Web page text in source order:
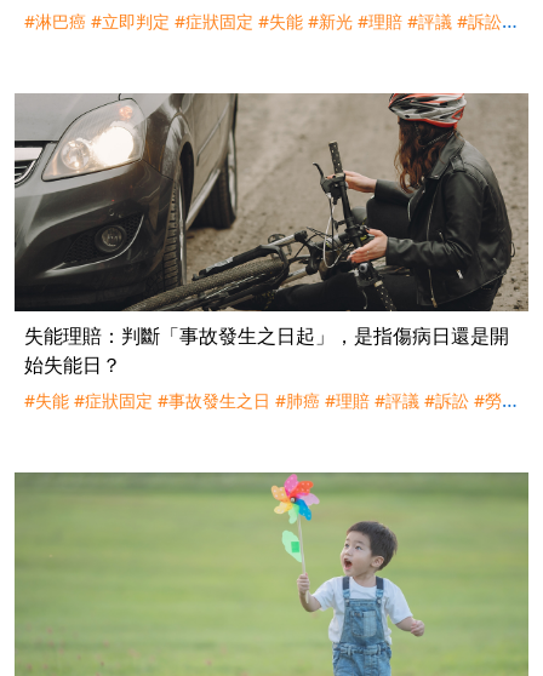
#淋巴癌 #立即判定 #症狀固定 #失能 #新光 #理賠 #評議 #訴訟#
失能理賠：判斷「事故發生之日起」，是指傷病日還是開
始失能日？
#失能 #症狀固定 #事故發生之日 #肺癌 #理賠 #評議 #訴訟 #勞保